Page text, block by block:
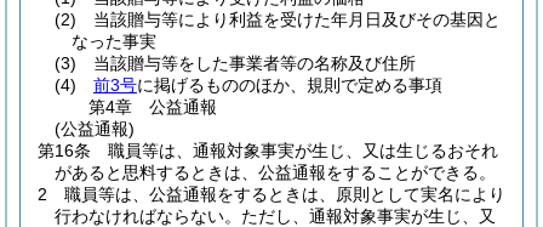
(2)
当該贈与等により利益を受けた年月日及びその基因と
なった事実
(3)
当該贈与等をした事業者等の名称及び住所
(4)
前3号に掲げるもののほか、規則で定める事項
第4章
公益通報
(公益通報)
第16条
職員等は、通報対象事実が生じ、又は生じるおそれ
があると思料するときは、公益通報をすることができる。
2
職員等は、公益通報をするときは、原則として実名により
行わなければならない。 ただし、通報対象事実が生じ、又